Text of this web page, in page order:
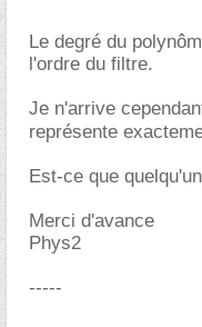
Le degré du
l'ordre du filtre.
Je n'arrive
représente
Est-ce que
Merci d'avance
Phys2
-----